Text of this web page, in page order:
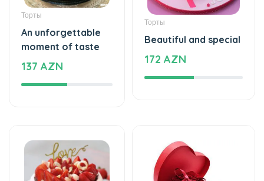
Торты
An unforgettable
moment of taste
137 AZN
Торты
Beautiful and special
172 AZN